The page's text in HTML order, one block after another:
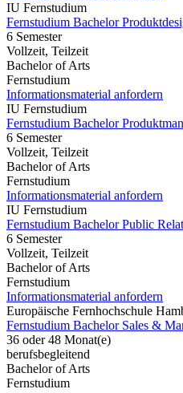
IU Fernstudium
Fernstudium Bachelor
6 Semester
Vollzeit, Teilzeit
Bachelor of Arts
Fernstudium
Informationsmaterial anfordern
IU Fernstudium
Fernstudium Bachelor
6 Semester
Vollzeit, Teilzeit
Bachelor of Arts
Fernstudium
Informationsmaterial anfordern
IU Fernstudium
Fernstudium Bachelor Public
6 Semester
Vollzeit, Teilzeit
Bachelor of Arts
Fernstudium
Informationsmaterial anfordern
Europäische Fernhochschule
Fernstudium Bachelor Sales &
36 oder 48 Monat(e)
berufsbegleitend
Bachelor of Arts
Fernstudium